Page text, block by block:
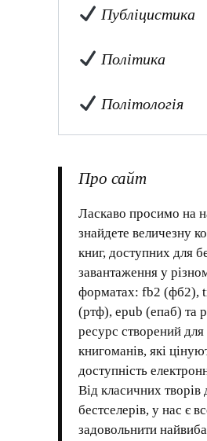
Публіцистика
Політика
Політологія
Про сайт
Ласкаво просимо на
знайдете величезну
книг, доступних для
завантаження у
форматах: fb2 (фб2),
(ртф), epub (епаб)
ресурс створений
книгоманів, які
доступність
Від класичних творів
бестселерів, у нас є
задовольнити